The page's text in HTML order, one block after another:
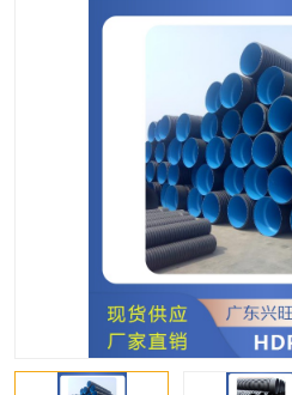
HDPE双壁波纹管